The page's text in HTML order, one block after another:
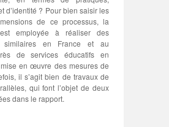
d’identité ? Pour bien saisir les
de ce processus, la
employée à réaliser des
similaires en France et au
de services éducatifs en
en œuvre des mesures de
il s’agit bien de travaux de
qui font l’objet de deux
dans le rapport.